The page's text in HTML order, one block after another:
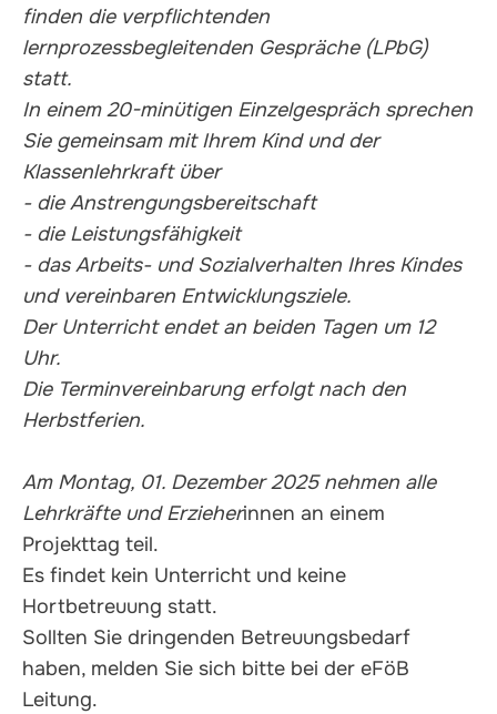
finden die verpflichtenden
lernprozessbegleitenden Gespräche (LPbG)
statt.
In einem 20-minütigen Einzelgespräch sprechen
Sie gemeinsam mit Ihrem Kind und der
Klassenlehrkraft über
- die Anstrengungsbereitschaft
- die Leistungsfähigkeit
- das Arbeits- und Sozialverhalten Ihres Kindes
und vereinbaren Entwicklungsziele.
Der Unterricht endet an beiden Tagen um 12
Uhr.
Die Terminvereinbarung erfolgt nach den
Herbstferien.
Am Montag, 01. Dezember 2025 nehmen alle
Lehrkräfte und Erzieherinnen an einem
Projekttag teil.
Es findet kein Unterricht und keine
Hortbetreuung statt.
Sollten Sie dringenden Betreuungsbedarf
haben, melden Sie sich bitte bei der eFöB
Leitung.